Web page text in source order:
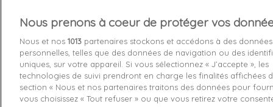
Services
Livraison
Echange
Paiement
Nous prenons à coeur de protéger vos
Nous et nos 1013 partenaires stockons et accédons à des données
personnelles, telles que des données de navigation ou des
uniques, sur votre appareil. Si vous sélectionnez « J’accepte », les
technologies de suivi prendront en charge les finalités affichées
section « Nous et nos partenaires traitons des données pour
vous choisissez « Tout refuser » ou que vous retirez votre